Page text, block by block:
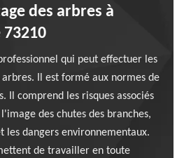
des arbres à
qui peut effectuer les
Il est formé aux normes de
Il comprend les risques associés
des chutes des branches,
les dangers environnementaux.
de travailler en toute